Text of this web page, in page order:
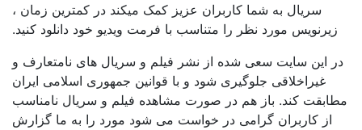
سریال به شما کاربران عزیز کمک میکند در کمترین زمان ،
زیرنویس مورد نظر را متناسب با فرمت ویدیو خود دانلود کنید.
در این سایت سعی شده از نشر فیلم و سریال های نامتعارف و
غیراخلاقی جلوگیری شود و با قوانین جمهوری اسلامی ایران
مطابقت کند. باز هم در صورت مشاهده فیلم و سریال نامناسب
از کاربران گرامی در خواست می شود مورد را به ما گزارش